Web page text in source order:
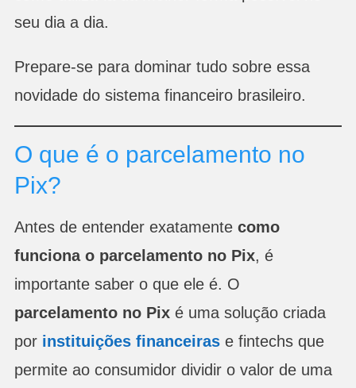
seu dia a dia.
Prepare-se para dominar tudo sobre essa
novidade do sistema financeiro brasileiro.
O que é o parcelamento no
Pix?
Antes de entender exatamente como
funciona o parcelamento no Pix, é
importante saber o que ele é. O
parcelamento no Pix é uma solução criada
por instituições financeiras e fintechs que
permite ao consumidor dividir o valor de uma